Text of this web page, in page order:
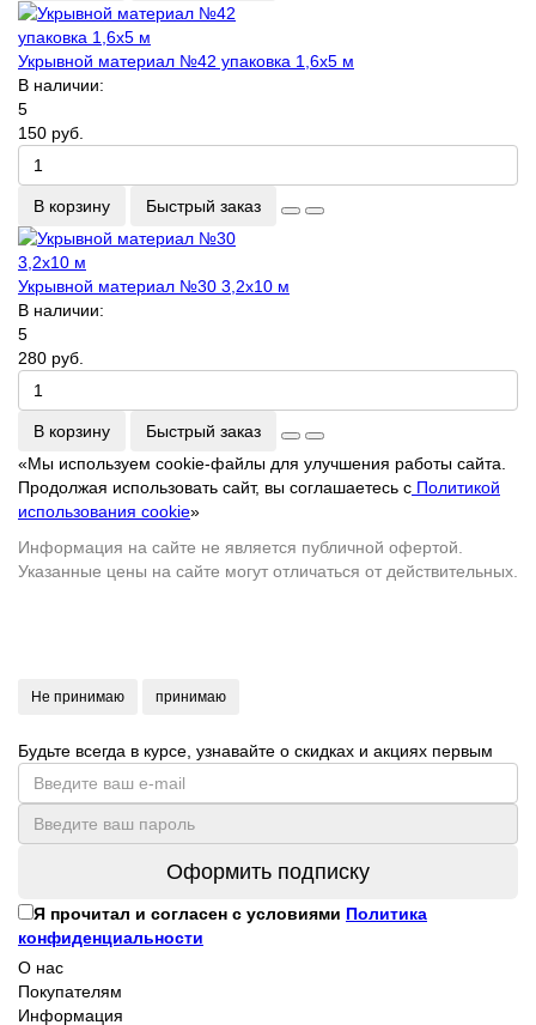
Укрывной материал №42 упаковка 1,6х5 м
В наличии:
5
150 руб.
В корзину Быстрый заказ
Укрывной материал №30 3,2х10 м
В наличии:
5
280 руб.
В корзину
Быстрый заказ
«Мы используем cookie-файлы для улучшения работы сайта.
Продолжая использовать сайт, вы соглашаетесь с Политикой
использования cookie»
Информация на сайте не является публичной офертой.
Указанные цены на сайте могут отличаться от действительных.
Не принимаю принимаю
Будьте всегда в курсе, узнавайте о скидках и акциях первым
Оформить подписку
Я прочитал и согласен с условиями Политика
конфиденциальности
О нас
Покупателям
Информация